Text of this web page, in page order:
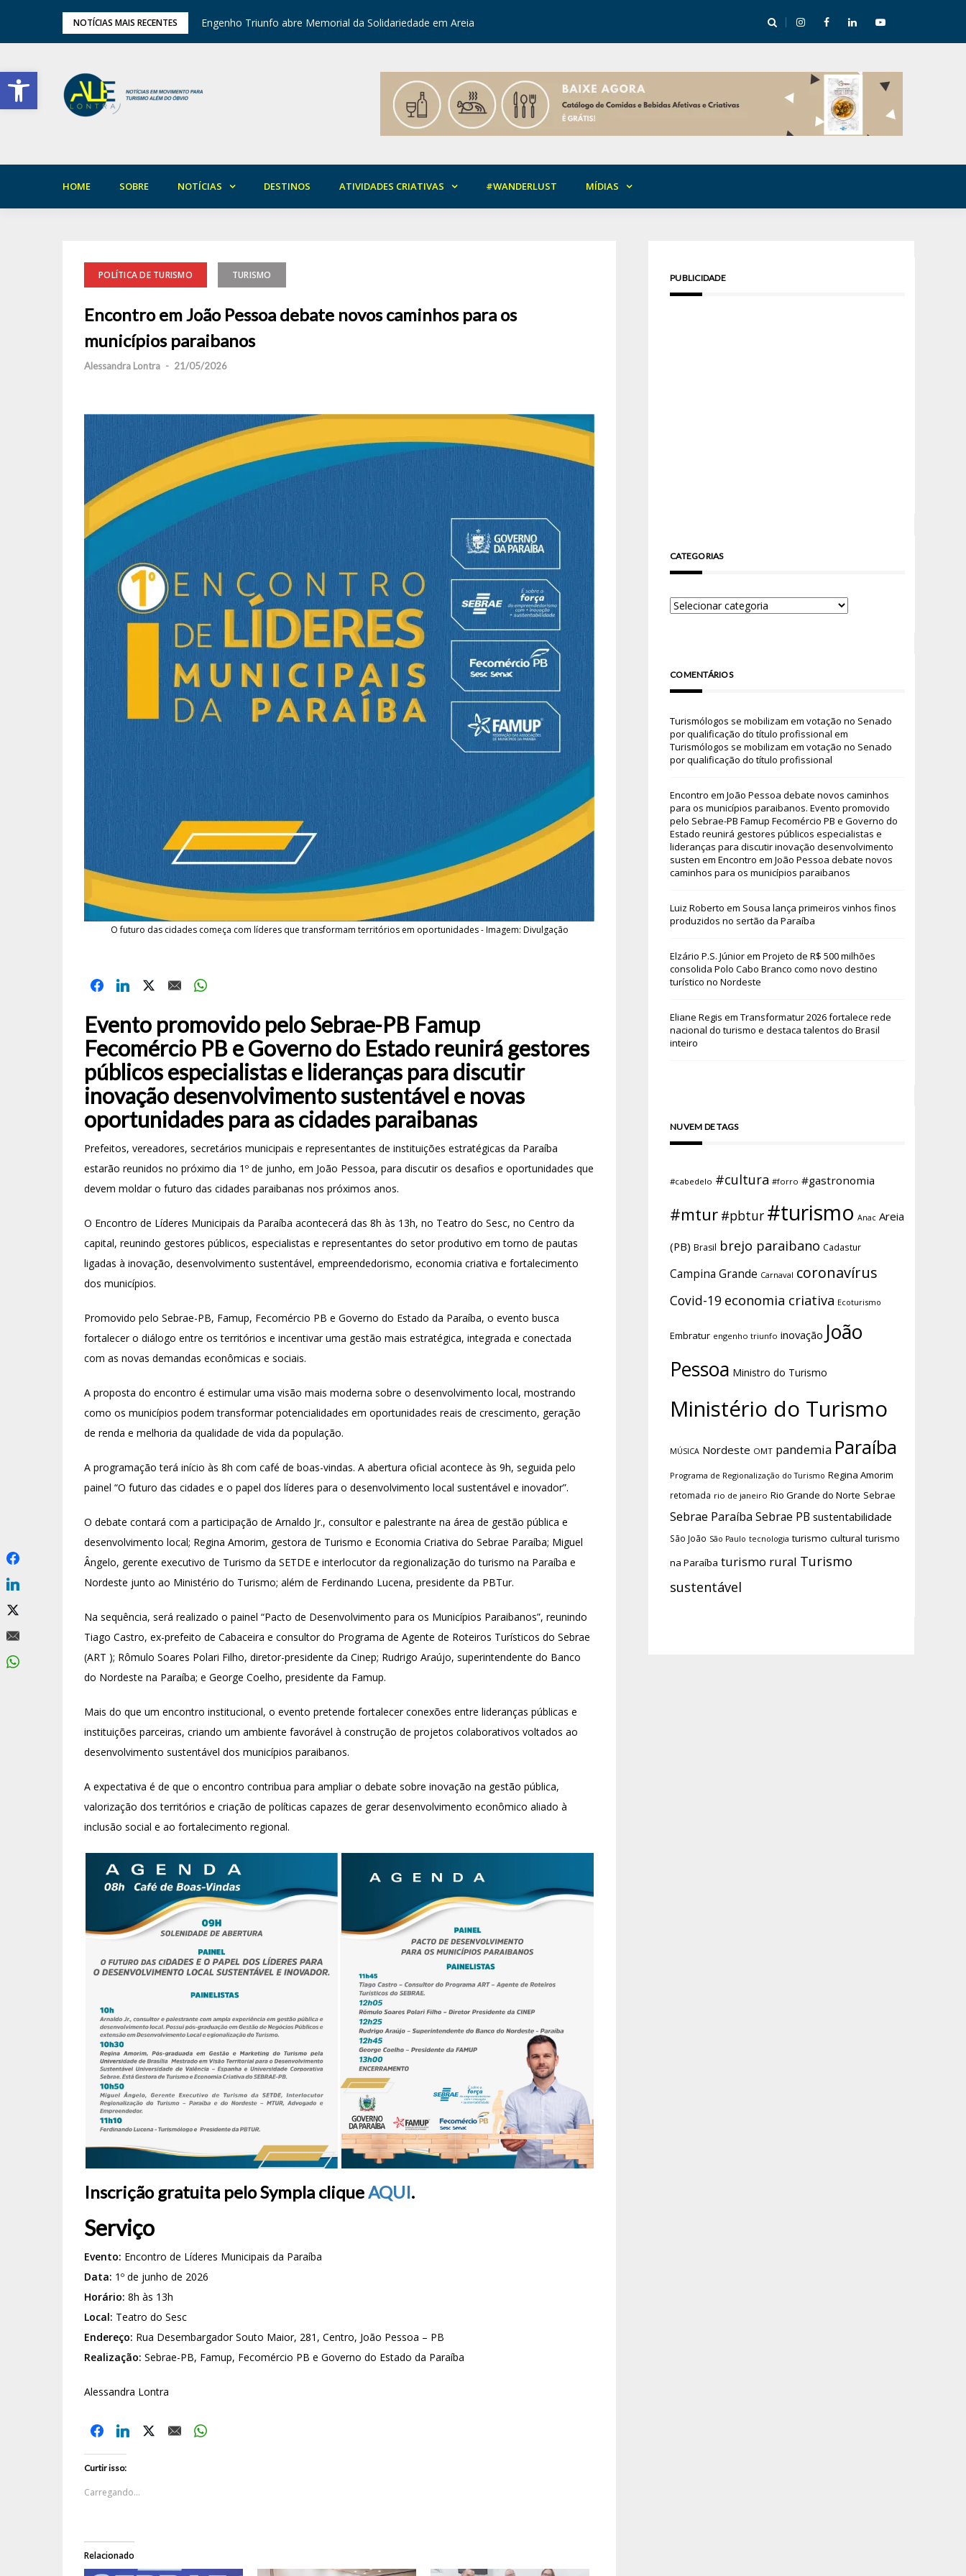
Barra de Ferramentas Aberta
NOTÍCIAS MAIS RECENTES
de Inverno das Serras Engenho Triunfo abre Memorial da Solidariedade em Areia Mirian Rocha abre mentoria de storytelling com 10 vagas
HOME SOBRE NOTÍCIAS DESTINOS ATIVIDADES CRIATIVAS #WANDERLUST MÍDIAS
POLÍTICA DE TURISMO TURISMO
Encontro em João Pessoa debate novos caminhos para os
municípios paraibanos
Alessandra Lontra - 21/05/2026
O futuro das cidades começa com líderes que transformam territórios em oportunidades - Imagem: Divulgação
Evento promovido pelo Sebrae-PB Famup
Fecomércio PB e Governo do Estado reunirá gestores
públicos especialistas e lideranças para discutir
inovação desenvolvimento sustentável e novas
oportunidades para as cidades paraibanas
Prefeitos, vereadores, secretários municipais e representantes de instituições estratégicas da Paraíba
estarão reunidos no próximo dia 1º de junho, em João Pessoa, para discutir os desafios e oportunidades que
devem moldar o futuro das cidades paraibanas nos próximos anos.
O Encontro de Líderes Municipais da Paraíba acontecerá das 8h às 13h, no Teatro do Sesc, no Centro da
capital, reunindo gestores públicos, especialistas e representantes do setor produtivo em torno de pautas
ligadas à inovação, desenvolvimento sustentável, empreendedorismo, economia criativa e fortalecimento
dos municípios.
Promovido pelo Sebrae-PB, Famup, Fecomércio PB e Governo do Estado da Paraíba, o evento busca
fortalecer o diálogo entre os territórios e incentivar uma gestão mais estratégica, integrada e conectada
com as novas demandas econômicas e sociais.
A proposta do encontro é estimular uma visão mais moderna sobre o desenvolvimento local, mostrando
como os municípios podem transformar potencialidades em oportunidades reais de crescimento, geração
de renda e melhoria da qualidade de vida da população.
A programação terá início às 8h com café de boas-vindas. A abertura oficial acontece às 9h, seguida pelo
painel “O futuro das cidades e o papel dos líderes para o desenvolvimento local sustentável e inovador”.
O debate contará com a participação de Arnaldo Jr., consultor e palestrante na área de gestão pública e
desenvolvimento local; Regina Amorim, gestora de Turismo e Economia Criativa do Sebrae Paraíba; Miguel
Ângelo, gerente executivo de Turismo da SETDE e interlocutor da regionalização do turismo na Paraíba e
Nordeste junto ao Ministério do Turismo; além de Ferdinando Lucena, presidente da PBTur.
Na sequência, será realizado o painel “Pacto de Desenvolvimento para os Municípios Paraibanos”, reunindo
Tiago Castro, ex-prefeito de Cabaceira e consultor do Programa de Agente de Roteiros Turísticos do Sebrae
(ART ); Rômulo Soares Polari Filho, diretor-presidente da Cinep; Rudrigo Araújo, superintendente do Banco
do Nordeste na Paraíba; e George Coelho, presidente da Famup.
Mais do que um encontro institucional, o evento pretende fortalecer conexões entre lideranças públicas e
instituições parceiras, criando um ambiente favorável à construção de projetos colaborativos voltados ao
desenvolvimento sustentável dos municípios paraibanos.
A expectativa é de que o encontro contribua para ampliar o debate sobre inovação na gestão pública,
valorização dos territórios e criação de políticas capazes de gerar desenvolvimento econômico aliado à
inclusão social e ao fortalecimento regional.
Inscrição gratuita pelo Sympla cliqueAQUI.
Serviço
Evento: Encontro de Líderes Municipais da Paraíba
Data: 1º de junho de 2026
Horário: 8h às 13h
Local: Teatro do Sesc
Endereço: Rua Desembargador Souto Maior, 281, Centro, João Pessoa – PB
Realização: Sebrae-PB, Famup, Fecomércio PB e Governo do Estado da Paraíba
Alessandra Lontra
Curtir isso:
Carregando...
Relacionado
PUBLICIDADE
CATEGORIAS
COMENTÁRIOS
Turismólogos se mobilizam em votação no Senado
por qualificação do título profissional em
Turismólogos se mobilizam em votação no Senado
por qualificação do título profissional
Encontro em João Pessoa debate novos caminhos
para os municípios paraibanos. Evento promovido
pelo Sebrae-PB Famup Fecomércio PB e Governo do
Estado reunirá gestores públicos especialistas e
lideranças para discutir inovação desenvolvimento
susten em Encontro em João Pessoa debate novos
caminhos para os municípios paraibanos
Luiz Roberto em Sousa lança primeiros vinhos finos
produzidos no sertão da Paraíba
Elzário P.S. Júniorem Projeto de R$ 500 milhões
consolida Polo Cabo Branco como novo destino
turístico no Nordeste
Eliane Regis em Transformatur 2026 fortalece rede
nacional do turismo e destaca talentos do Brasil
inteiro
NUVEM DE TAGS
#cabedelo #cultura #forro #gastronomia
#mtur #pbtur #turismo Anac Areia
(PB) Brasil brejo paraibano Cadastur
Campina Grande Carnaval coronavírus
Covid-19 economia criativa Ecoturismo
Embratur engenho triunfo inovação João
Pessoa Ministro do Turismo
Ministério do Turismo
MÚSICA Nordeste OMT pandemia Paraíba
Programa de Regionalização do Turismo Regina Amorim
retomada rio de janeiro Rio Grande do Norte Sebrae
Sebrae Paraíba Sebrae PB sustentabilidade
São João São Paulo tecnologia turismo cultural turismo
na Paraíba turismo rural Turismo
sustentável